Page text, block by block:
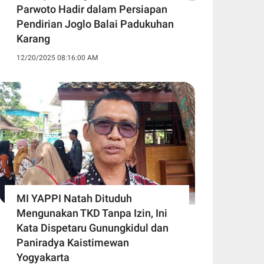
Parwoto Hadir dalam Persiapan
Pendirian Joglo Balai Padukuhan
Karang
12/20/2025 08:16:00 AM
MI YAPPI Natah Dituduh
Mengunakan TKD Tanpa Izin, Ini
Kata Dispetaru Gunungkidul dan
Paniradya Kaistimewan
Yogyakarta